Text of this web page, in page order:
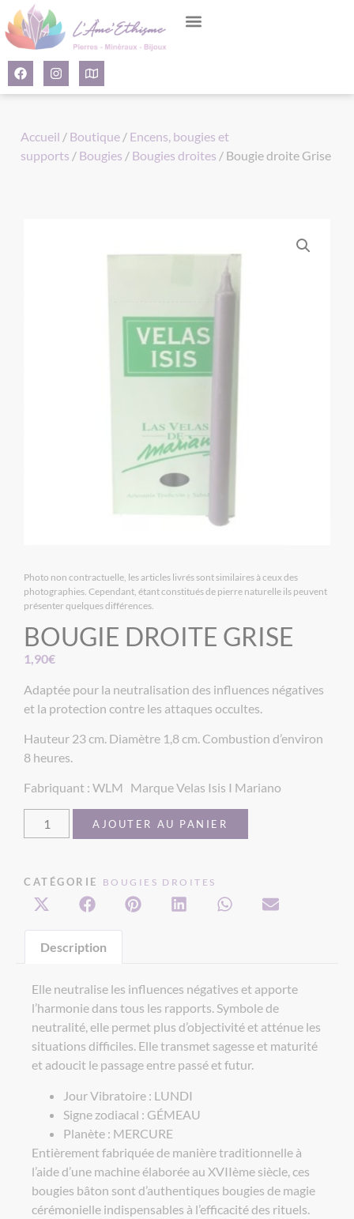
Accueil / Boutique / Encens, bougies et
supports / Bougies / Bougies droites / Bougie droite Grise
Photo non contractuelle, les articles livrés sont similaires à ceux des
photographies. Cependant, étant constitués de pierre naturelle ils peuvent
présenter quelques différences.
BOUGIE DROITE GRISE
1,90€
Adaptée pour la neutralisation des influences négatives
et la protection contre les attaques occultes.
Hauteur 23 cm. Diamètre 1,8 cm. Combustion d’environ
8 heures.
Fabriquant : WLM Marque Velas Isis I Mariano
AJOUTER AU PANIER
CATÉGORIE BOUGIES DROITES
Description
Elle neutralise les influences négatives et apporte
l’harmonie dans tous les rapports. Symbole de
neutralité, elle permet plus d’objectivité et atténue les
situations difficiles. Elle transmet sagesse et maturité
et adoucit le passage entre passé et futur.
Jour Vibratoire : LUNDI
Signe zodiacal : GÉMEAU
Planète : MERCURE
Entièrement fabriquée de manière traditionnelle à
l’aide d’une machine élaborée au XVIIème siècle, ces
bougies bâton sont d’authentiques bougies de magie
cérémonielle indispensables à l’efficacité des rituels.
Panneau de gestion des cookies